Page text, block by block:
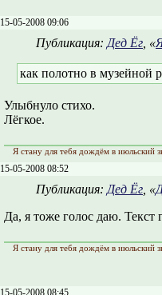
15-05-2008 09:06
Публикация: Дед Ёг , «
как полотно в музейной
Улыбнуло стихо.
Лёгкое.
Я стану для тебя дождём в июльский
15-05-2008 08:52
Публикация: Дед Ёг , «
Да, я тоже голос даю. Текст
Я стану для тебя дождём в июльский
15-05-2008 08:45